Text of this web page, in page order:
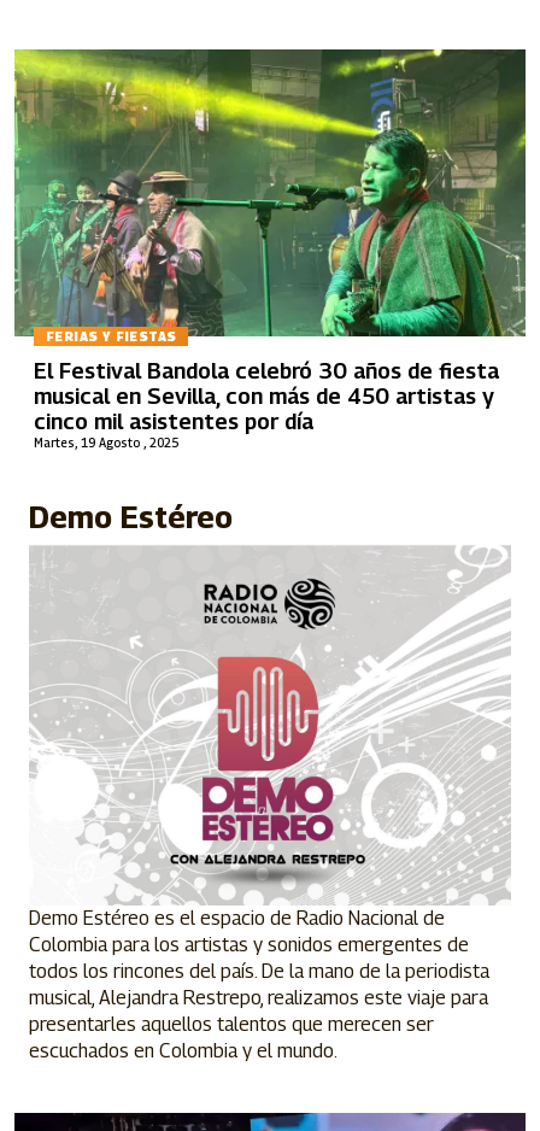
FERIAS Y FIESTAS
Martes, 19 Agosto , 2025
El Festival Bandola celebró 30 años de fiesta
musical en Sevilla, con más de 450 artistas y
cinco mil asistentes por día
Demo Estéreo
Demo Estéreo es el espacio de Radio Nacional de
Colombia para los artistas y sonidos emergentes de
todos los rincones del país. De la mano de la periodista
musical, Alejandra Restrepo, realizamos este viaje para
presentarles aquellos talentos que merecen ser
escuchados en Colombia y el mundo.